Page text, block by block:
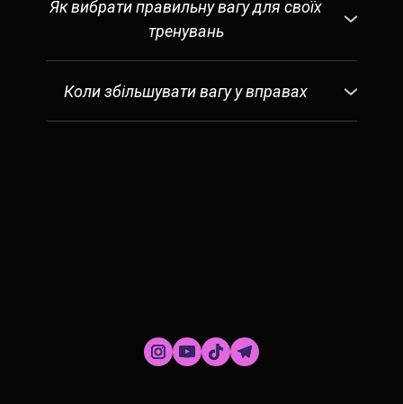
Як вибрати правильну вагу для своїх
тренувань
Вибір відповідної ваги для ваших
тренувань дуже індивідуальний. Я не
можу сказати вам, яку вагу
залишаючи одне повторення в запасі
для кожного підходу. Однак для
Коли збільшувати вагу у вправах
Щоб прогресувати, необхідно
вагу. З іншого боку, якщо ви все ще
можете зробити ще кілька повторень зі